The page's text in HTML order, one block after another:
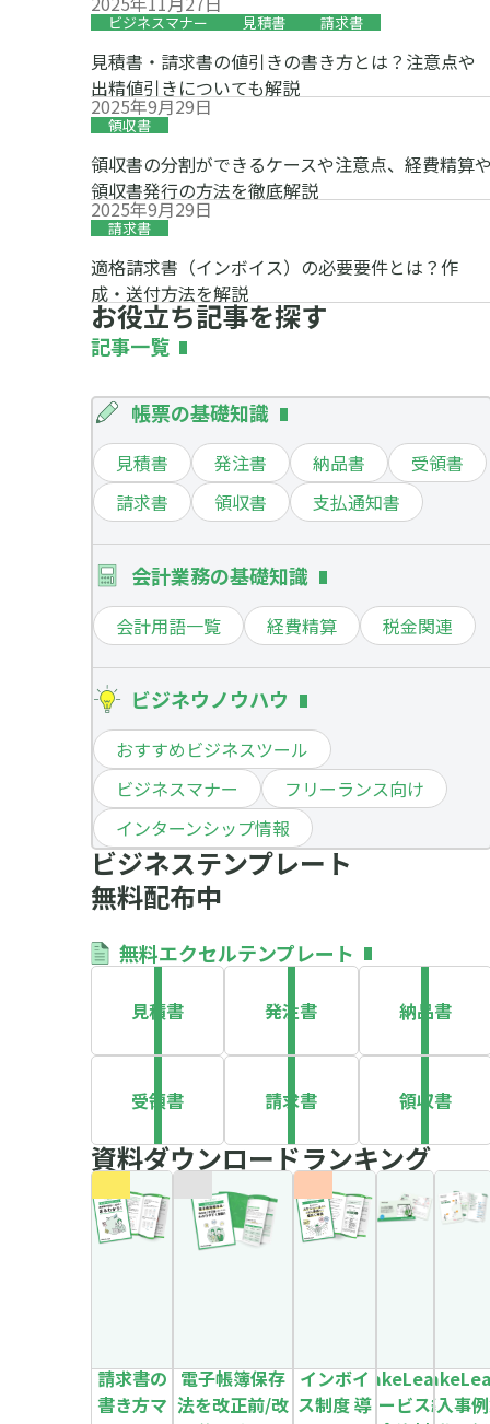
ビジネスマナー 見積書 請求書
見積書・請求書の値引きの書き方とは？注意点や
出精値引きについても解説
2025年9月29日
領収書
領収書の分割ができるケースや注意点、経費精算
領収書発行の方法を徹底解説
2025年9月29日
請求書
適格請求書（インボイス）の必要要件とは？作
成・送付方法を解説
お役立ち記事を探す
記事一覧
帳票の基礎知識
見積書 発注書 納品書
受領書
請求書
領収書 支払通知書
会計業務の基礎知識
会計用語一覧 経費精算 税金関連
ビジネウノウハウ
おすすめビジネスツール
ビジネスマナー
フリーランス向け
インターンシップ情報
ビジネステンプレート
無料配布中
無料エクセルテンプレート
見積書 発注書 納品書
受領書 請求書 領収書
資料ダウンロードランキング
請求書の
書き方マ
電子帳簿保存
法を改正前/改
インボイ
ス制度 導
MakeLeaps
サービス紹
導入事